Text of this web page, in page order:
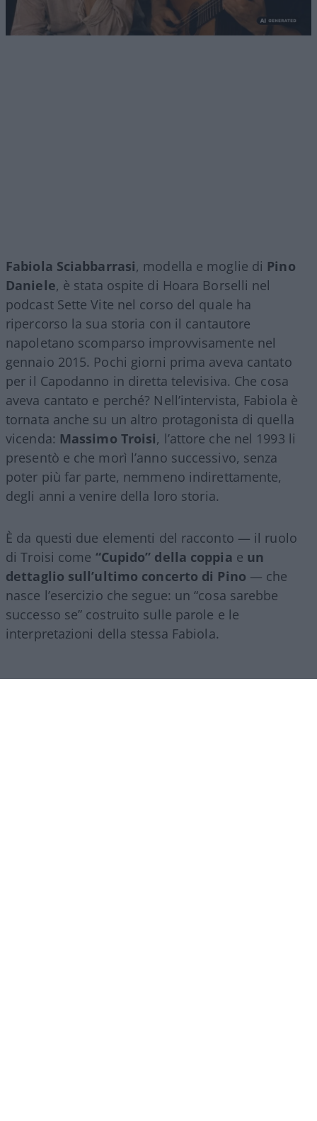
Fabiola Sciabbarrasi, modella e moglie di Pino
Daniele, è stata ospite di Hoara Borselli nel
podcast Sette Vite nel corso del quale ha
ripercorso la sua storia con il cantautore
napoletano scomparso improvvisamente nel
gennaio 2015. Pochi giorni prima aveva cantato
per il Capodanno in diretta televisiva. Che cosa
aveva cantato e perché? Nell’intervista, Fabiola è
tornata anche su un altro protagonista di quella
vicenda: Massimo Troisi, l’attore che nel 1993 li
presentò e che morì l’anno successivo, senza
poter più far parte, nemmeno indirettamente,
degli anni a venire della loro storia.
È da questi due elementi del racconto — il ruolo
di Troisi come “Cupido” della coppia e un
dettaglio sull’ultimo concerto di Pino — che
nasce l’esercizio che segue: un “cosa sarebbe
successo se” costruito sulle parole e le
interpretazioni della stessa Fabiola.